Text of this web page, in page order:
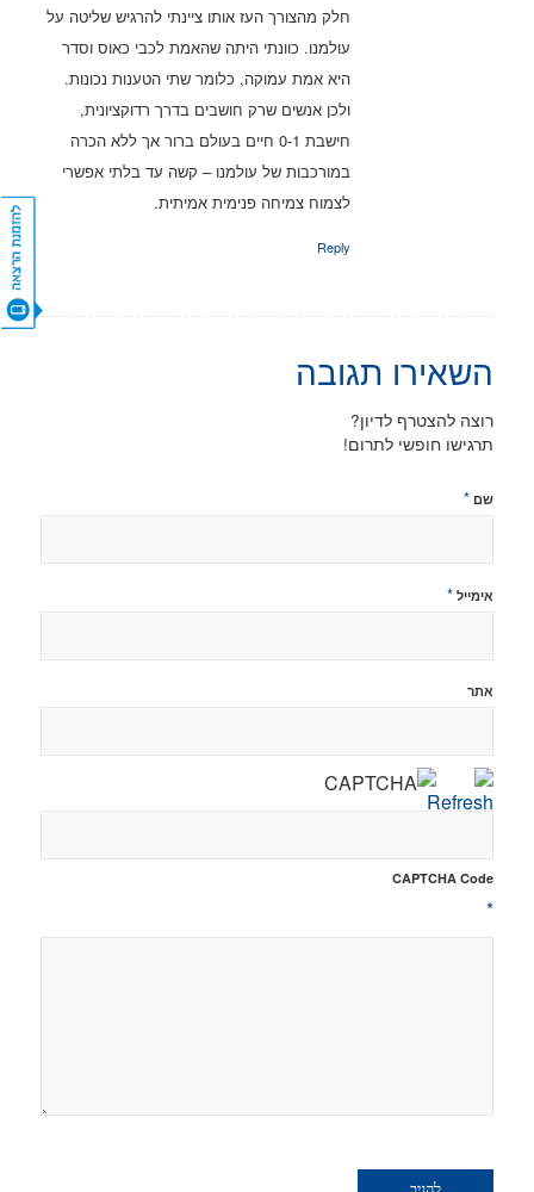
חלק מהצורך העז אותו ציינתי להרגיש שליטה על
עולמנו. כוונתי היתה שהאמת לכבי כאוס וסדר
היא אמת עמוקה, כלומר שתי הטענות נכונות.
ולכן אנשים שרק חושבים בדרך רדוקציונית,
חישבת 0-1 חיים בעולם ברור אך ללא הכרה
במורכבות של עולמנו – קשה עד בלתי אפשרי
לצמוח צמיחה פנימית אמיתית.
Reply
השאירו תגובה
רוצה להצטרף לדיון?
תרגישו חופשי לתרום!
שם *
אימייל *
אתר
CAPTCHA Code
*
CONTACT US